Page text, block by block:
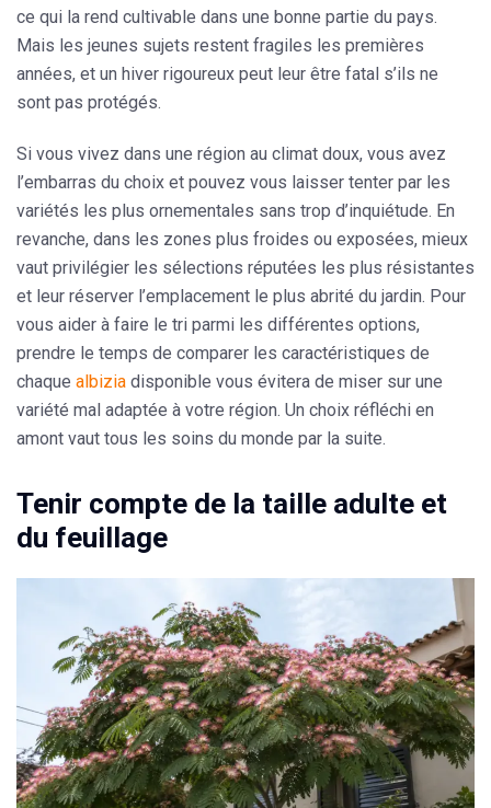
ce qui la rend cultivable dans une bonne partie du pays.
Mais les jeunes sujets restent fragiles les premières
années, et un hiver rigoureux peut leur être fatal s’ils ne
sont pas protégés.
Si vous vivez dans une région au climat doux, vous avez
l’embarras du choix et pouvez vous laisser tenter par les
variétés les plus ornementales sans trop d’inquiétude. En
revanche, dans les zones plus froides ou exposées, mieux
vaut privilégier les sélections réputées les plus résistantes
et leur réserver l’emplacement le plus abrité du jardin. Pour
vous aider à faire le tri parmi les différentes options,
prendre le temps de comparer les caractéristiques de
chaque albizia disponible vous évitera de miser sur une
variété mal adaptée à votre région. Un choix réfléchi en
amont vaut tous les soins du monde par la suite.
Tenir compte de la taille adulte et
du feuillage